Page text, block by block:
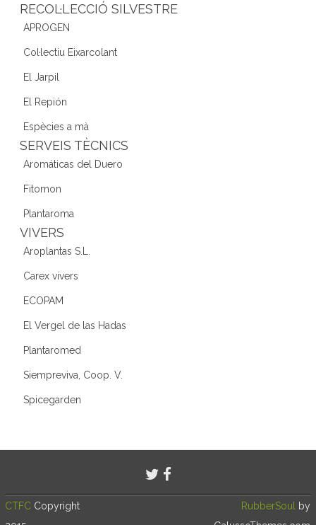
RECOL·LECCIÓ SILVESTRE
APROGEN
Col·lectiu Eixarcolant
El Jarpil
El Repión
Espècies a mà
SERVEIS TÈCNICS
Aromáticas del Duero
Fitomon
Plantaroma
VIVERS
Aroplantas S.L.
Carex vivers
ECOPAM
El Vergel de las Hadas
Plantaromed
Siempreviva, Coop. V.
Spicegarden
CTFC Copyright
RubberSoul
by